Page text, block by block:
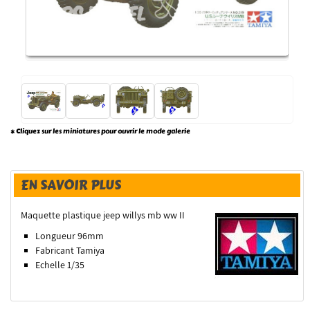
* Cliquez sur les miniatures pour ouvrir le mode galerie
EN SAVOIR PLUS
Maquette plastique jeep willys mb ww II
Longueur 96mm
Fabricant Tamiya
Echelle 1/35